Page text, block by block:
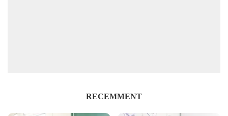
RECEMMENT